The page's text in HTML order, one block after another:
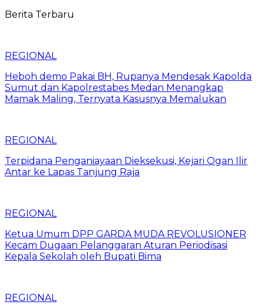
Berita Terbaru
REGIONAL
Heboh demo Pakai BH, Rupanya Mendesak Kapolda
Sumut dan Kapolrestabes Medan Menangkap
Mamak Maling, Ternyata Kasusnya Memalukan
REGIONAL
Terpidana Penganiayaan Dieksekusi, Kejari Ogan Ilir
Antar ke Lapas Tanjung Raja
REGIONAL
Ketua Umum DPP GARDA MUDA REVOLUSIONER
Kecam Dugaan Pelanggaran Aturan Periodisasi
Kepala Sekolah oleh Bupati Bima
REGIONAL